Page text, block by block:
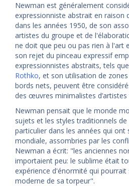
Newman est généralement
expressionniste abstrait en raison
dans les années 1950, de son
artistes du groupe et de
ne doit que peu ou pas rien à l'art
son rejet du pinceau expressif
expressionnistes abstraits, tels
Rothko, et son utilisation de
bords nets, peuvent être
des œuvres minimalistes d’artistes
Newman pensait que le monde
sujets et les styles traditionnels de
particulier dans les années qui ont
mondiale, assombries par les
Newman a écrit: "les anciennes
importaient peu: le sublime était
expérience d'énormité qui
moderne de sa torpeur".